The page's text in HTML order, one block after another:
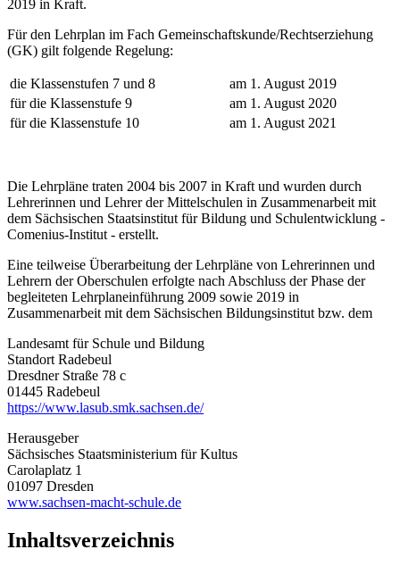
2019 in Kraft.
Für den Lehrplan im Fach Gemeinschaftskunde/Rechtserziehung
(GK) gilt folgende Regelung:
die Klassenstufen 7 und 8
am 1. August 2019
für die Klassenstufe 9
am 1. August 2020
für die Klassenstufe 10
am 1. August 2021
Die Lehrpläne traten 2004 bis 2007 in Kraft und wurden durch
Lehrerinnen und Lehrer der Mittelschulen in Zusammenarbeit mit
dem Sächsischen Staatsinstitut für Bildung und Schulentwicklung -
Comenius-Institut - erstellt.
Eine teilweise Überarbeitung der Lehrpläne von Lehrerinnen und
Lehrern der Oberschulen erfolgte nach Abschluss der Phase der
begleiteten Lehrplaneinführung 2009 sowie 2019 in
Zusammenarbeit mit dem Sächsischen Bildungsinstitut bzw. dem
Landesamt für Schule und Bildung
Standort Radebeul
Dresdner Straße 78 c
01445 Radebeul
https://www.lasub.smk.sachsen.de/
Herausgeber
Sächsisches Staatsministerium für Kultus
Carolaplatz 1
01097 Dresden
www.sachsen-macht-schule.de
Inhaltsverzeichnis